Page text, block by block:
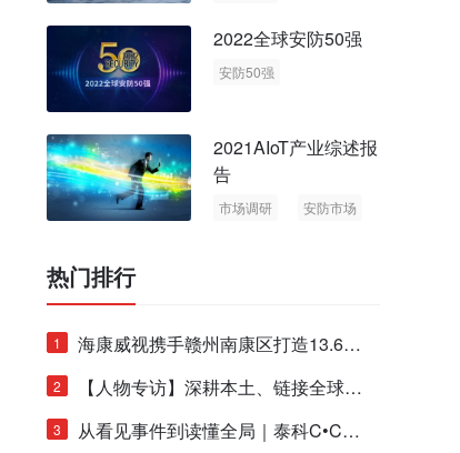
2022全球安防50强
安防50强
2021AIoT产业综述报
告
市场调研
安防市场
热门排行
1
海康威视携手赣州南康区打造13.6公
里绿波网
2
【人物专访】深耕本土、链接全球：
泰科安防设备张宁解码中国安防出海
3
从看见事件到读懂全局｜泰科C•CUR